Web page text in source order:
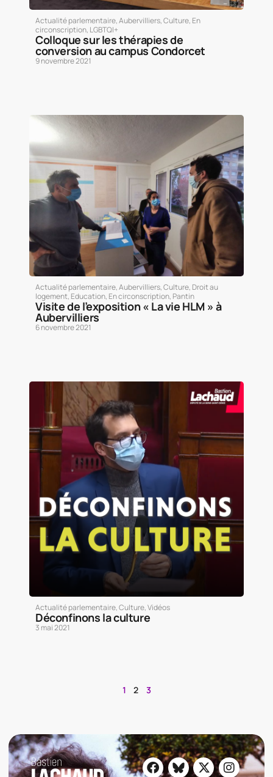
Actualité parlementaire,Aubervilliers,Culture, En
circonscription, LGBTQI+
Colloque sur les thérapies de
conversion au campus Condorcet
9 novembre 2021
Actualité parlementaire,Aubervilliers,Culture, Droit au
logement, Education, En circonscription, Pantin
Visite de l’exposition « La vie HLM » à
Aubervilliers
6 novembre 2021
Actualité parlementaire,Culture,Vidéos
Déconfinons la culture
3 mai 2021
1 2 3